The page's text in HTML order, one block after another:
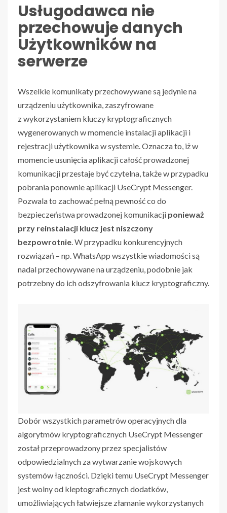
Usługodawca nie
przechowuje danych
Użytkowników na
serwerze
Wszelkie komunikaty przechowywane są jedynie na
urządzeniu użytkownika, zaszyfrowane
z wykorzystaniem kluczy kryptograficznych
wygenerowanych w momencie instalacji aplikacji i
rejestracji użytkownika w systemie. Oznacza to, iż w
momencie usunięcia aplikacji całość prowadzonej
komunikacji przestaje być czytelna, także w przypadku
pobrania ponownie aplikacji UseCrypt Messenger.
Pozwala to zachować pełną pewność co do
bezpieczeństwa prowadzonej komunikacji ponieważ
przy reinstalacji klucz jest niszczony
bezpowrotnie. W przypadku konkurencyjnych
rozwiązań – np. WhatsApp wszystkie wiadomości są
nadal przechowywane na urządzeniu, podobnie jak
potrzebny do ich odszyfrowania klucz kryptograficzny.
Dobór wszystkich parametrów operacyjnych dla
algorytmów kryptograficznych UseCrypt Messenger
został przeprowadzony przez specjalistów
odpowiedzialnych za wytwarzanie wojskowych
systemów łączności. Dzięki temu UseCrypt Messenger
jest wolny od kleptograficznych dodatków,
umożliwiających łatwiejsze złamanie wykorzystanych